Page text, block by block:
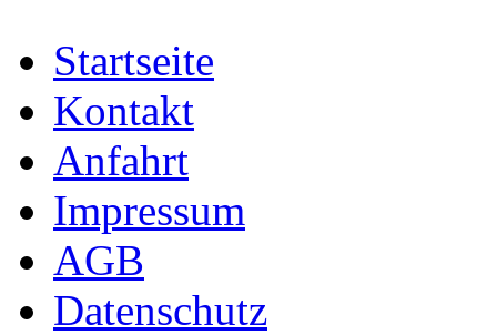
Startseite
Kontakt
Anfahrt
Impressum
AGB
Datenschutz